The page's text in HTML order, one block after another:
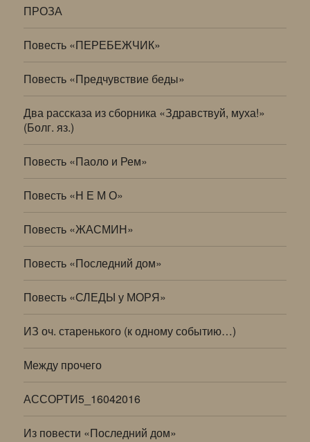
ПРОЗА
Повесть «ПЕРЕБЕЖЧИК»
Повесть «Предчувствие беды»
Два рассказа из сборника «Здравствуй, муха!»
(Болг. яз.)
Повесть «Паоло и Рем»
Повесть «Н Е М О»
Повесть «ЖАСМИН»
Повесть «Последний дом»
Повесть «СЛЕДЫ у МОРЯ»
ИЗ оч. старенького (к одному событию…)
Между прочего
АССОРТИ5_16042016
Из повести «Последний дом»